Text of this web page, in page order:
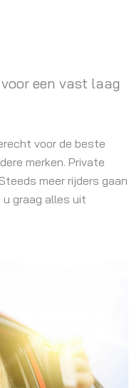
een vast laag
voor de beste
merken. Private
meer rijders gaan
u graag alles uit